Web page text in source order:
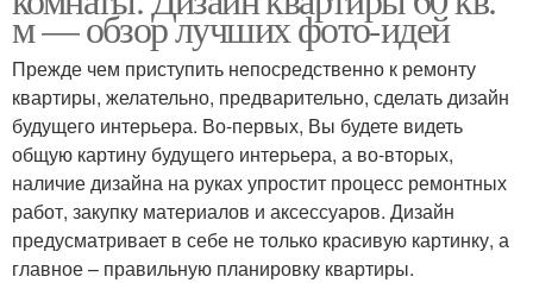
м — обзор лучших фото-идей
Прежде чем приступить непосредственно к ремонту
квартиры, желательно, предварительно, сделать дизайн
будущего интерьера. Во-первых, Вы будете видеть
общую картину будущего интерьера, а во-вторых,
наличие дизайна на руках упростит процесс ремонтных
работ, закупку материалов и аксессуаров. Дизайн
предусматривает в себе не только красивую картинку, а
главное – правильную планировку квартиры.